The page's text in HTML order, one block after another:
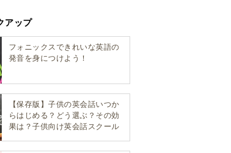
アップ
フォニックスできれいな英語の
発音を身につけよう！
【保存版】子供の英会話いつか
らはじめる？どう選ぶ？その効
果は？子供向け英会話スクール